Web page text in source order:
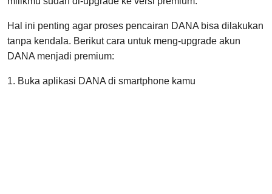
Hal ini penting agar proses pencairan DANA bisa dilakukan
tanpa kendala. Berikut cara untuk meng-upgrade akun
DANA menjadi premium:
1. Buka aplikasi DANA di smartphone kamu